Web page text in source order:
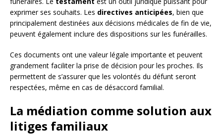
exprimer ses souhaits. Les directives anticipées, bien que
principalement destinées aux décisions médicales de fin de vie,
peuvent également inclure des dispositions sur les funérailles.
Ces documents ont une valeur légale importante et peuvent
grandement faciliter la prise de décision pour les proches. Ils
permettent de s’assurer que les volontés du défunt seront
respectées, même en cas de désaccord familial.
La médiation comme solution aux
litiges familiaux